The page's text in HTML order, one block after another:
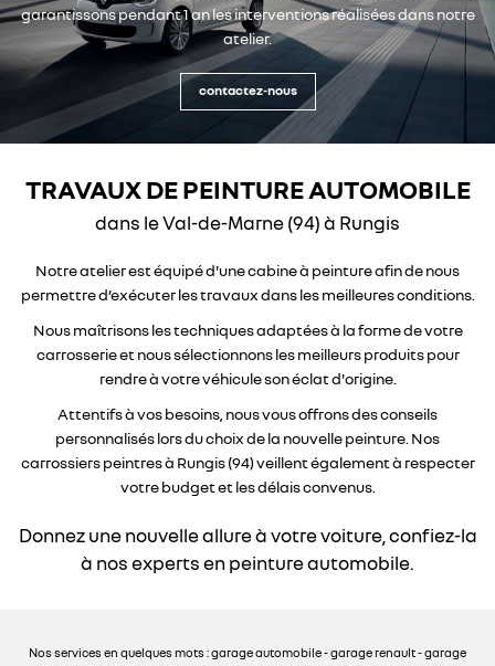
garantissons pendant 1 an les interventions réalisées dans notre
atelier.
contactez-nous
TRAVAUX DE PEINTURE AUTOMOBILE
dans le Val-de-Marne (94) à Rungis
Notre atelier est équipé d'une cabine à peinture afin de nous
permettre d’exécuter les travaux dans les meilleures conditions.
Nous maîtrisons les techniques adaptées à la forme de votre
carrosserie et nous sélectionnons les meilleurs produits pour
rendre à votre véhicule son éclat d'origine.
Attentifs à vos besoins, nous vous offrons des conseils
personnalisés lors du choix de la nouvelle peinture. Nos
carrossiers peintres à Rungis (94) veillent également à respecter
votre budget et les délais convenus.
Donnez une nouvelle allure à votre voiture, confiez-la
à nos experts en peinture automobile.
Nos services en quelques mots : garage automobile - garage renault - garage